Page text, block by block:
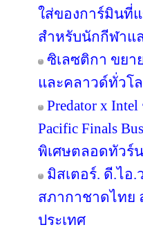
ใส่ของการ์มินที่
สำหรับนักกีฬาแ
ซิเลซติกา ขยา
และคลาวด์ทั่วโ
Predator x
Pacific Finals
พิเศษตลอดทัวร์
มิสเตอร์. ดี.ไอ.
สภากาชาดไทย
ประเทศ